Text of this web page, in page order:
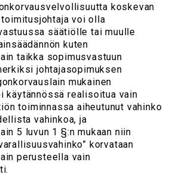
koskevan
voi olla
säätiölle tai muulle
kuten
taikka sopimusvastuun
johtajasopimuksen
mukainen
käytännössä realisoitua vain
toiminnassa aiheutunut vahinko
vahinkoa, ja
5 luvun 1 §:n mukaan niin
korvataan
perusteella vain